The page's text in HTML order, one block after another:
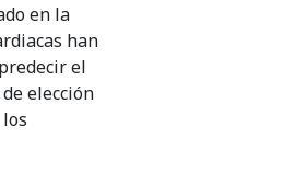
en la
han
el
elección